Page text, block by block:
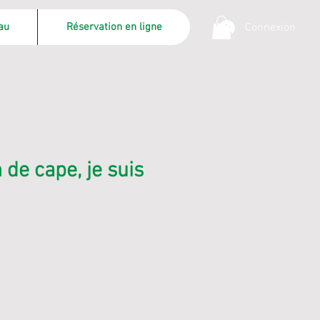
Réservation en ligne
de cape, je suis